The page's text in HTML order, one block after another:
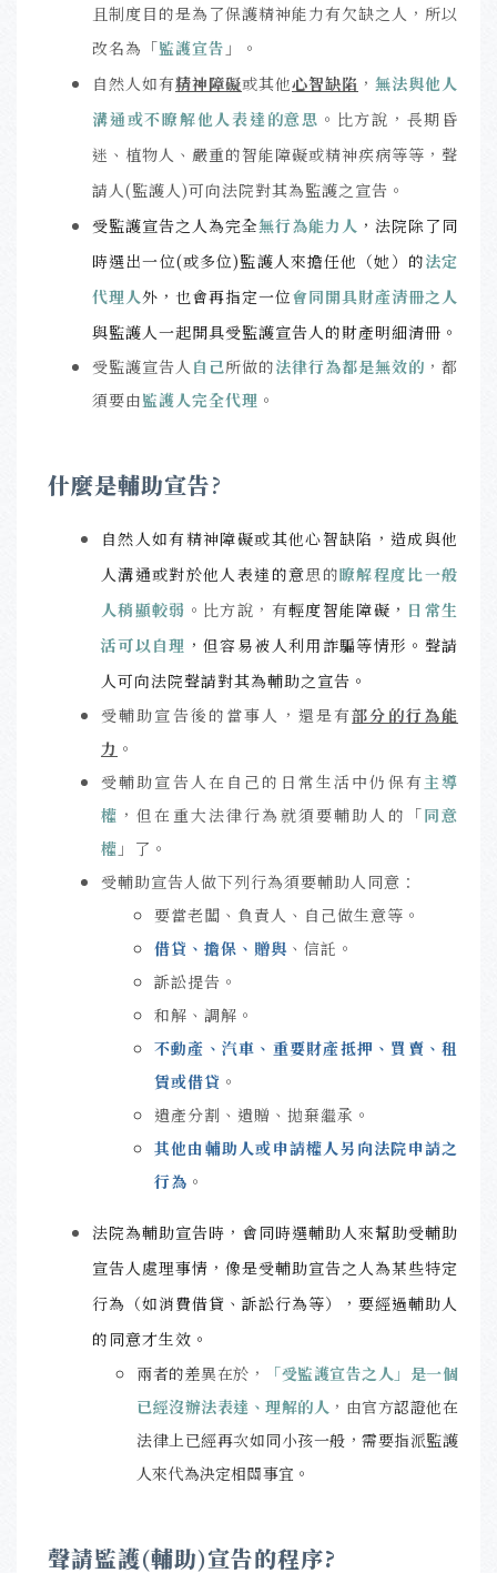
且制度目的是為了保護精神能力有欠缺之人，所以
改名為「監護宣告 」。
自然人如有精神障礙或其他心智缺陷 ， 無法與他人
溝通或不瞭解他人表達的意思 。比方說，長期昏
迷、植物人、嚴重的智能障礙或精神疾病等等，聲
請人(監護人)可向法院對其為監護之宣告。
受監護宣告之人為完全無行為能力人 ，法院除了同
時選出一位(或多位)監護人來擔任他（她）的法定
代理人外，也會再指定一位會同開具財產清冊之人
與監護人一起開具受監護宣告人的財產明細清冊。
受監護宣告人 自己所做的法律行為都是無效的 ，都
須要由監護人完全代理 。
什麼是輔助宣告?
自然人如有精神障礙或其他心智缺陷，造成與他
人溝通或對於他人表達的意思的瞭解程度比一般
人稍顯較弱 。比方說，有輕度智能障礙， 日常生
活可以自理 ，但容易被人利用詐騙等情形。聲請
人可向法院聲請對其為輔助之宣告。
受輔助宣告後的當事人，還是有部分的行為能
力 。
受輔助宣告人在自己的日常生活中仍保有 主導
權 ，但在重大法律行為就須要輔助人的「同意
權 」了。
受輔助宣告人做下列行為須要輔助人同意：
要當老闆、負責人、自己做生意等。
借貸、擔保、贈與 、信託。
訴訟提告。
和解、調解。
不動產、汽車、重要財產抵押、買賣、租
賃或借貸 。
遺產分割、遺贈、拋棄繼承。
其他由輔助人或申請權人另向法院申請之
行為 。
法院為輔助宣告時，會同時選輔助人來幫助受輔助
宣告人處理事情，像是受輔助宣告之人為某些特定
行為（如消費借貸、訴訟行為等），要經過輔助人
的同意才生效。
兩者的差異在於，
「受監護宣告之人」是一個
已經沒辦法表達、理解的人 ，由官方認證他在
法律上已經再次如同小孩一般，需要指派監護
人來代為決定相關事宜。
聲請監護(輔助)宣告的程序?